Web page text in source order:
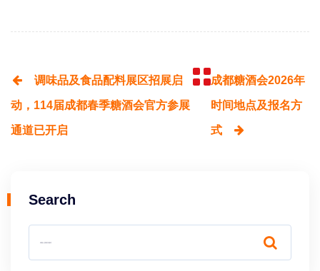
调味品及食品配料展区招展启
动，114届成都春季糖酒会官方参展
通道已开启
成都糖酒会2026年
时间地点及报名方
式
Search